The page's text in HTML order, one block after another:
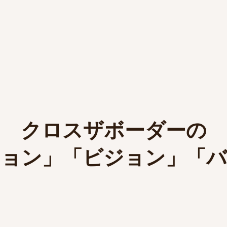
​クロスザボーダーの
ン」「ビジョン」「